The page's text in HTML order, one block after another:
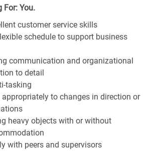
For: You.
customer service skills
schedule to support business
communication and organizational
to detail
tasking
to changes in direction or
heavy objects with or without
with peers and supervisors